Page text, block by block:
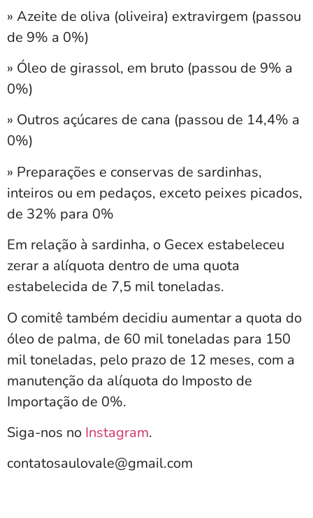
» Azeite de oliva (oliveira) extravirgem (passou
de 9% a 0%)
» Óleo de girassol, em bruto (passou de 9% a
0%)
» Outros açúcares de cana (passou de 14,4% a
0%)
» Preparações e conservas de sardinhas,
inteiros ou em pedaços, exceto peixes picados,
de 32% para 0%
Em relação à sardinha, o Gecex estabeleceu
zerar a alíquota dentro de uma quota
estabelecida de 7,5 mil toneladas.
O comitê também decidiu aumentar a quota do
óleo de palma, de 60 mil toneladas para 150
mil toneladas, pelo prazo de 12 meses, com a
manutenção da alíquota do Imposto de
Importação de 0%.
Siga-nos no Instagram.
contatosaulovale@gmail.com